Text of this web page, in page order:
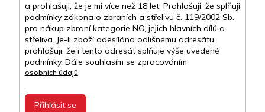
a prohlašuji, že je mi více než 18 let. Prohlašuji, že splňuji
podmínky zákona o zbraních a střelivu č. 119/2002 Sb.
pro nákup zbraní kategorie NO, jejich hlavních dílů a
střeliva. Je-li zboží odesíláno odlišnému adresátu,
prohlašuji, že i tento adresát splňuje výše uvedené
podmínky. Dále souhlasím se zpracováním
osobních údajů
.
Přihlásit se